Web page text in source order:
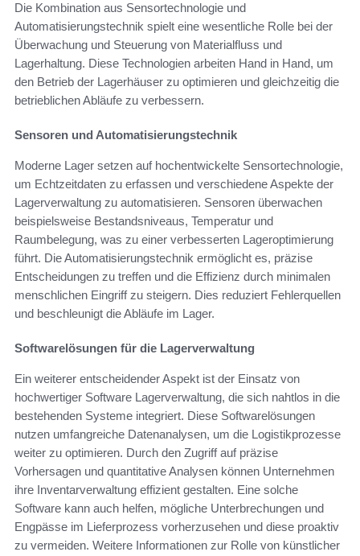
Die Kombination aus Sensortechnologie und
Automatisierungstechnik spielt eine wesentliche Rolle bei der
Überwachung und Steuerung von Materialfluss und
Lagerhaltung. Diese Technologien arbeiten Hand in Hand, um
den Betrieb der Lagerhäuser zu optimieren und gleichzeitig die
betrieblichen Abläufe zu verbessern.
Sensoren und Automatisierungstechnik
Moderne Lager setzen auf hochentwickelte Sensortechnologie,
um Echtzeitdaten zu erfassen und verschiedene Aspekte der
Lagerverwaltung zu automatisieren. Sensoren überwachen
beispielsweise Bestandsniveaus, Temperatur und
Raumbelegung, was zu einer verbesserten Lageroptimierung
führt. Die Automatisierungstechnik ermöglicht es, präzise
Entscheidungen zu treffen und die Effizienz durch minimalen
menschlichen Eingriff zu steigern. Dies reduziert Fehlerquellen
und beschleunigt die Abläufe im Lager.
Softwarelösungen für die Lagerverwaltung
Ein weiterer entscheidender Aspekt ist der Einsatz von
hochwertiger Software Lagerverwaltung, die sich nahtlos in die
bestehenden Systeme integriert. Diese Softwarelösungen
nutzen umfangreiche Datenanalysen, um die Logistikprozesse
weiter zu optimieren. Durch den Zugriff auf präzise
Vorhersagen und quantitative Analysen können Unternehmen
ihre Inventarverwaltung effizient gestalten. Eine solche
Software kann auch helfen, mögliche Unterbrechungen und
Engpässe im Lieferprozess vorherzusehen und diese proaktiv
zu vermeiden. Weitere Informationen zur Rolle von künstlicher